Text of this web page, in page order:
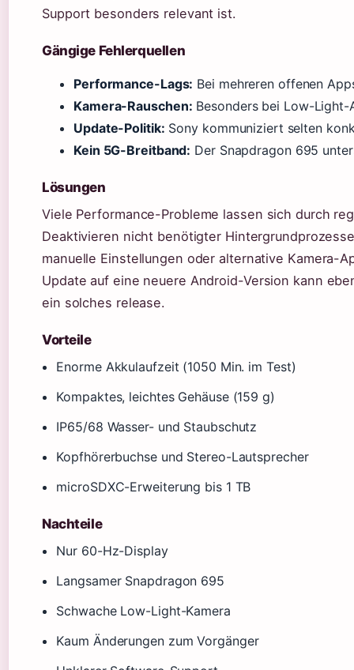
Support besonders relevant ist.
Gängige Fehlerquellen
Performance-Lags: Bei mehreren offenen
Kamera-Rauschen: Besonders bei Low-Light-
Update-Politik: Sony kommuniziert selten
Kein 5G-Breitband: Der Snapdragon 695
Lösungen
Viele Performance-Probleme lassen sich durch
Deaktivieren nicht benötigter
manuelle Einstellungen oder alternative Kamera-
Update auf eine neuere Android-Version kann
ein solches release.
Vorteile
Enorme Akkulaufzeit (1050 Min. im Test)
Kompaktes, leichtes Gehäuse (159 g)
IP65/68 Wasser- und Staubschutz
Kopfhörerbuchse und Stereo-Lautsprecher
microSDXC-Erweiterung bis 1 TB
Nachteile
Nur 60-Hz-Display
Langsamer Snapdragon 695
Schwache Low-Light-Kamera
Kaum Änderungen zum Vorgänger